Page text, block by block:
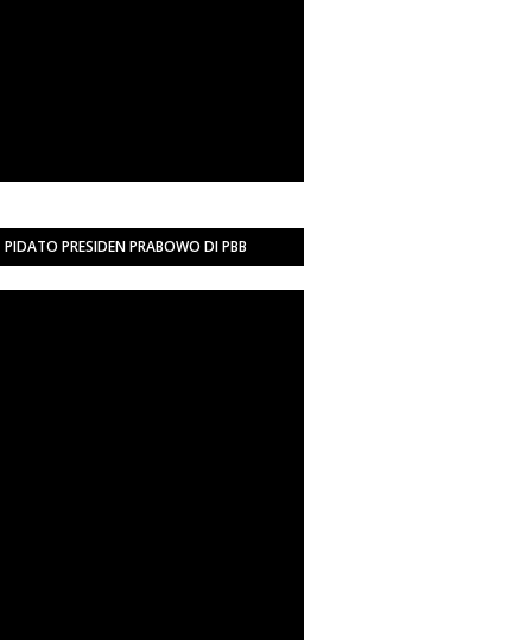
PIDATO PRESIDEN PRABOWO DI PBB